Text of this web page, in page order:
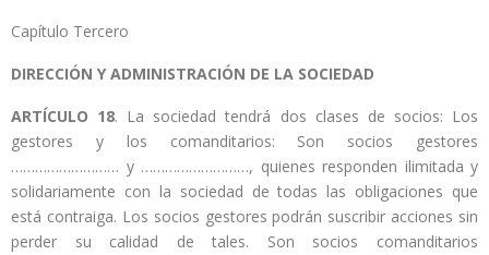
Capítulo Tercero
DIRECCIÓN Y ADMINISTRACIÓN DE LA SOCIEDAD
ARTÍCULO 18. La sociedad tendrá dos clases de socios: Los
gestores y los comanditarios: Son socios gestores
……………………… y ………………………, quienes responden ilimitada y
solidariamente con la sociedad de todas las obligaciones que
está contraiga. Los socios gestores podrán suscribir acciones sin
perder su calidad de tales. Son socios comanditarios